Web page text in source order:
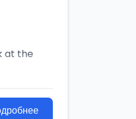
at the